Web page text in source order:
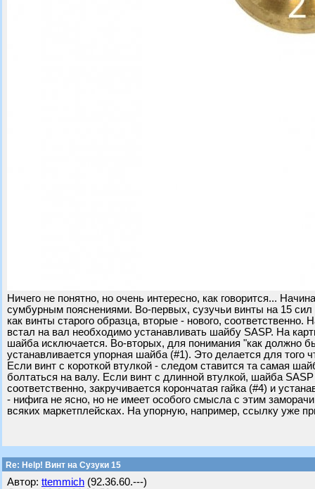
Ничего не понятно, но очень интересно, как говорится...
сумбурным пояснениями. Во-первых, сузучьи винты на 15
как винты старого образца, вторые - нового,
встал на вал необходимо устанавливать шайбу SASP. На
шайба исключается. Во-вторых, для понимания "как должно
устанавливается упорная шайба (#1). Это делается для того
Если винт с короткой втулкой - следом ставится та самая
болтаться на валу. Если винт с длинной втулкой, шайба
соответственно, закручивается корончатая гайка (#4) и
- нифига не ясно, но не имеет особого смысла с этим
всяких маркетплейсках. На упорную, например, ссылку уже
Re: Help! Винт на Сузуки 15
Автор: ttemmich (92.36.60.---)